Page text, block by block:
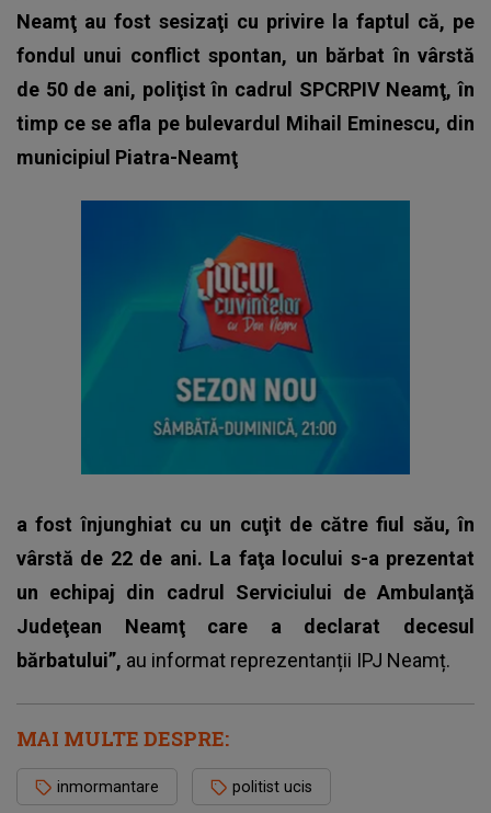
Neamţ au fost sesizaţi cu privire la faptul că, pe
fondul unui conflict spontan, un bărbat în vârstă
de 50 de ani, poliţist în cadrul SPCRPIV Neamţ, în
timp ce se afla pe bulevardul Mihail Eminescu, din
municipiul Piatra-Neamţ
a fost înjunghiat cu un cuţit de către fiul său, în
vârstă de 22 de ani. La faţa locului s-a prezentat
un echipaj din cadrul Serviciului de Ambulanţă
Judeţean Neamţ care a declarat decesul
bărbatului”, au informat reprezentanții IPJ Neamț.
MAI MULTE DESPRE:
inmormantare politist ucis